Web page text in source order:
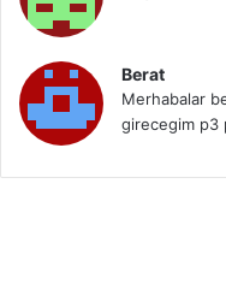
Berat
Merhabalar
girecegim p3